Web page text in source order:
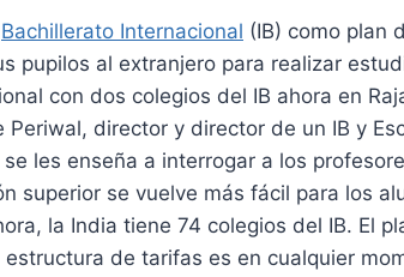
Bachillerato Internacional (IB) como plan
pupilos al extranjero para realizar
con dos colegios del IB ahora en
Periwal, director y director de un IB y
se les enseña a interrogar a los
superior se vuelve más fácil para los
la India tiene 74 colegios del IB. El
estructura de tarifas es en cualquier